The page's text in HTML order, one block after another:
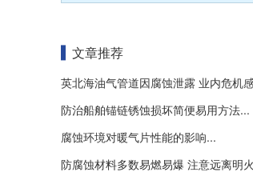
文章推荐
英北海油气管道因腐蚀泄露 业内危机
防治船舶锚链锈蚀损坏简便易用方法...
腐蚀环境对暖气片性能的影响...
防腐蚀材料多数易燃易爆 注意远离明